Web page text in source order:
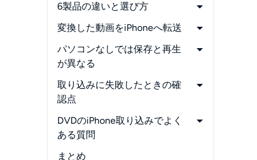
確認
- iPhoneで再生しやすい形式と設
定
- DVDFab HD Decrypter
-
VidCoder
-
DVDFab DVD リッピング
- WinX DVD Ripper Platinum
-
VideoByte BD-DVD リッピング
6製品の違いと選び方
- 無料版の制限と対応範囲を比較
変換した動画をiPhoneへ転送
-
MacはTVアプリとFinderで同期
する
スで同期する
- iCloudとAirDropで送る
パソコンなしでは保存と再生
が異なる
-
ワイヤレスDVDドライブは再生
が中心
提
取り込みに失敗したときの確
認点
- タイトルが検出されない場合
- 途中で止まる場合
iPhoneで再生できない場合
DVDのiPhone取り込みでよく
ある質問
-
ソフトを使わずにDVDをiPhone
まとめ